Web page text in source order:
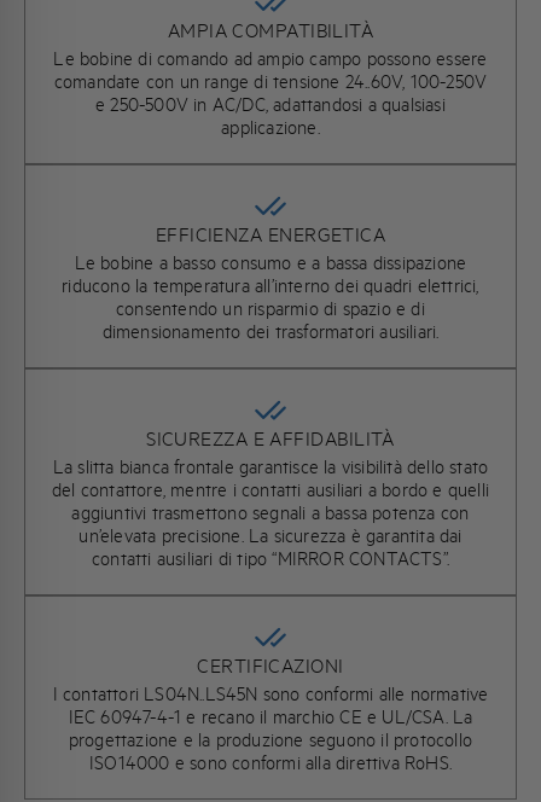
AMPIA COMPATIBILITÀ
Le bobine di comando ad ampio campo possono essere
comandate con un range di tensione 24..60V, 100-250V
e 250-500V in AC/DC, adattandosi a qualsiasi
applicazione.
EFFICIENZA ENERGETICA
Le bobine a basso consumo e a bassa dissipazione
riducono la temperatura all’interno dei quadri elettrici,
consentendo un risparmio di spazio e di
dimensionamento dei trasformatori ausiliari.
SICUREZZA E AFFIDABILITÀ
La slitta bianca frontale garantisce la visibilità dello stato
del contattore, mentre i contatti ausiliari a bordo e quelli
aggiuntivi trasmettono segnali a bassa potenza con
un’elevata precisione. La sicurezza è garantita dai
contatti ausiliari di tipo “MIRROR CONTACTS”.
CERTIFICAZIONI
I contattori LS04N..LS45N sono conformi alle normative
IEC 60947-4-1 e recano il marchio CE e UL/CSA. La
progettazione e la produzione seguono il protocollo
ISO14000 e sono conformi alla direttiva RoHS.